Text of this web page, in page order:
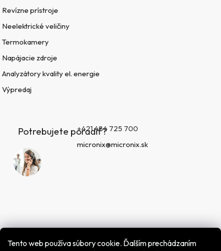
Tento web používa súbory cookie. Ďalším prechádzaním
Revízne prístroje
Neelektrické veličiny
Termokamery
Napájacie zdroje
Analyzátory kvality el. energie
Výpredaj
Potrebujete poradiť?+421 484 725 700
micronix@micronix.sk